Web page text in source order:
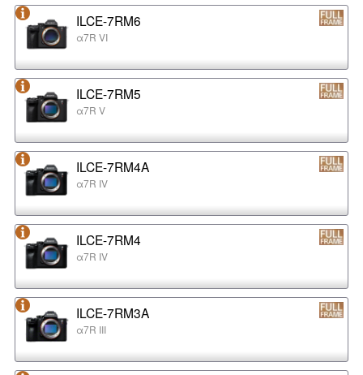
ILCE-7RM6
α7R VI
ILCE-7RM5
α7R V
ILCE-7RM4A
α7R IV
ILCE-7RM4
α7R IV
ILCE-7RM3A
α7R III